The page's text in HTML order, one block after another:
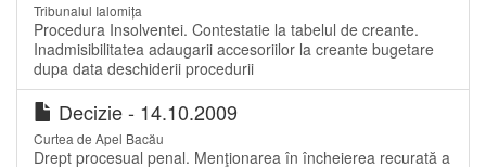
Tribunalul Ialomița
Procedura Insolventei. Contestatie la tabelul de creante.
Inadmisibilitatea adaugarii accesoriilor la creante bugetare
dupa data deschiderii procedurii
Decizie - 14.10.2009
Curtea de Apel Bacău
Drept procesual penal. Menţionarea în încheierea recurată a